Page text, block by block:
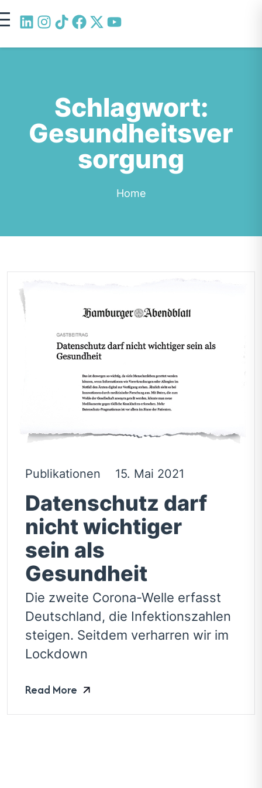
Schlagwort:
Gesundheitsver
sorgung
Home
Publikationen 15. Mai 2021
Datenschutz darf
nicht wichtiger
sein als
Gesundheit
Die zweite Corona-Welle erfasst
Deutschland, die Infektionszahlen
steigen. Seitdem verharren wir im
Lockdown
Read More